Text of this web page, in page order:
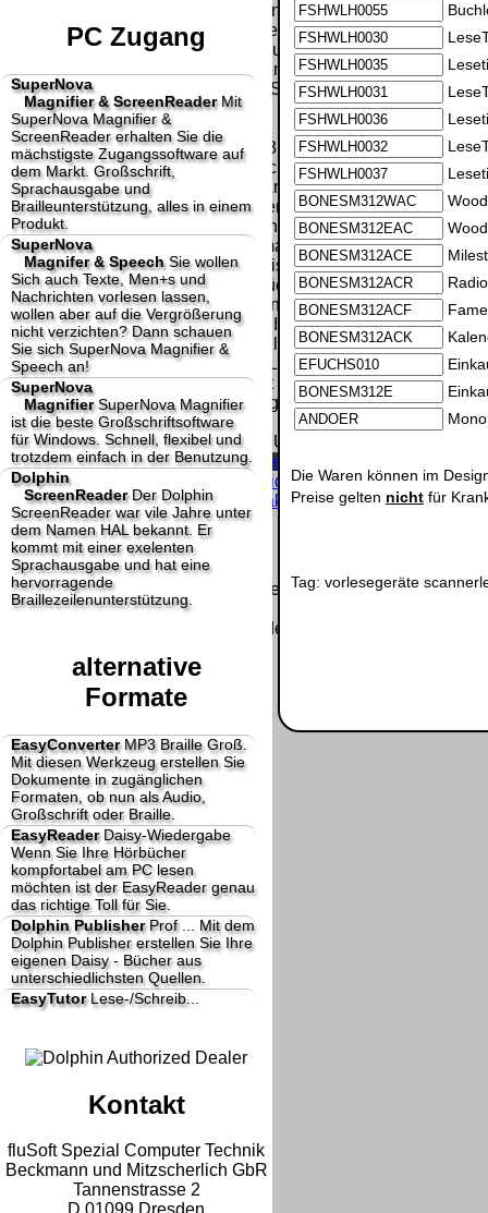
Die Waren können im
Preise gelten nicht für
Tag: vorlesegeräte
PC Zugang
SuperNova
Magnifier & ScreenReaderMit
SuperNova Magnifier &
ScreenReader erhalten Sie die
mächstigste Zugangssoftware auf
dem Markt. Großschrift,
Sprachausgabe und
Brailleunterstützung, alles in einem
Produkt.
SuperNova
Magnifer & SpeechSie wollen
Sich auch Texte, Men+s und
Nachrichten vorlesen lassen,
wollen aber auf die Vergrößerung
nicht verzichten? Dann schauen
Sie sich SuperNova Magnifier &
Speech an!
SuperNova
MagnifierSuperNova Magnifier
ist die beste Großschriftsoftware
für Windows. Schnell, flexibel und
trotzdem einfach in der Benutzung.
Dolphin
ScreenReaderDer Dolphin
ScreenReader war vile Jahre unter
dem Namen HAL bekannt. Er
kommt mit einer exelenten
Sprachausgabe und hat eine
hervorragende
Braillezeilenunterstützung.
alternative
Formate
EasyConverterMP3 Braille Groß.
Mit diesen Werkzeug erstellen Sie
Dokumente in zugänglichen
Formaten, ob nun als Audio,
Großschrift oder Braille.
EasyReaderDaisy-Wiedergabe
Wenn Sie Ihre Hörbücher
kompfortabel am PC lesen
möchten ist der EasyReader genau
das richtige Toll für Sie.
Dolphin PublisherProf ...
Mit dem
Dolphin Publisher erstellen Sie Ihre
eigenen Daisy - Bücher aus
unterschiedlichsten Quellen.
EasyTutorLese-/Schreib...
Kontakt
fluSoft Spezial Computer Technik
Beckmann und Mitzscherlich GbR
Tannenstrasse 2
Die in diesem Dokument genannten
Warenzeichen sind Eigentum der jeweiligen
Firmen. Preisänderungen, Irrtümer und
technische Änderungen vorbehalten.
letzte Änderung: 11. März 2026 fluSoft Spezial
Computer Technik,
Mit einem Urteil vom 12.05.1998 - 312 O 85/98 -
Haftung für Links hat das Landgericht Hamburg
entschieden, dass man durch die Anbringung
eines Links, die Inhalte der gelinkten Seite ggf.
mit zu verantworten hat. Dieses kann nur
dadurch verhindert werden, dass man sich
ausdrücklich von diesen Inhalten distanziert.
Hiermit distanzieren wir uns ausdrücklich von
allen Inhalten, aller gelinkten Seiten auf unserer
Homepage und machen uns diese Inhalte nicht
zu eigen. Diese Erklärung gilt für alle auf
unserer Homepage angebrachten Links.
Die Europäische Kommission stellt eine
Plattform zur Online-Streitbeilegung (OS) bereit.
Die Plattform finden Sie unter
http://ec.europa.eu/consumers/odr/
Unsere E-
Mailadresse lautet:info@dolphin-de.de
Seitenanfang
Widerruf
Datenschutz Urheberrechte Kontakt
Links
Katalog (PDF) Sitemap
große Anzeige Schließen
Diese Website nutzt Cookies, um bestmögliche Funktionalität
bieten zu können.
This website uses cookies to provide the best possible
Ok, verstanden Mehr Infos